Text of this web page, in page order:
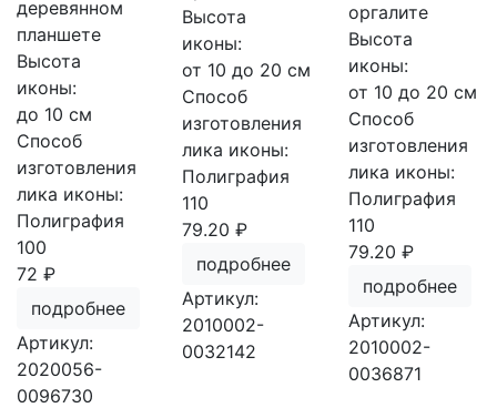
деревянном
планшете
Высота
иконы:
до 10 см
Способ
изготовления
лика иконы:
Полиграфия
100
72 ₽
подробнее
Артикул:
2020056-
0096730
Высота
иконы:
от 10 до 20 см
Способ
изготовления
лика иконы:
Полиграфия
110
79.20 ₽
подробнее
Артикул:
2010002-
0032142
оргалите
Высота
иконы:
от 10 до 20 см
Способ
изготовления
лика иконы:
Полиграфия
110
79.20 ₽
подробнее
Артикул:
2010002-
0036871